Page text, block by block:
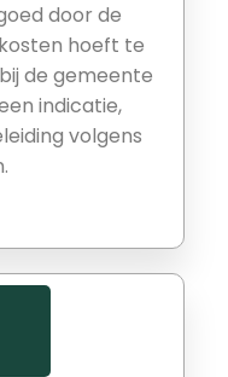
door de
hoeft te
de gemeente
indicatie,
volgens